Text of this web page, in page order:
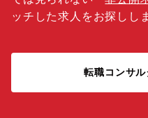
ッチした求人をお探しし
転職コンサ